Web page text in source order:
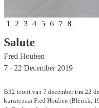
1 2 3 4 5 6 7 8
Salute
Fred Houben
7 - 22 December 2019
B32 toont van 7 december t/m 22
kunstenaar Fred Houben (Blerick,